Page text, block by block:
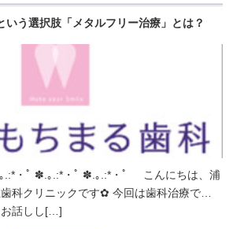
いう選択肢「メタルフリー治療」とは？
.:*・ﾟ ✽.｡.:*・ﾟ ✽.｡.:*・ﾟ こんにちは、浦
科クリニックです✿ 今回は歯科治療で用
お話しし[…]